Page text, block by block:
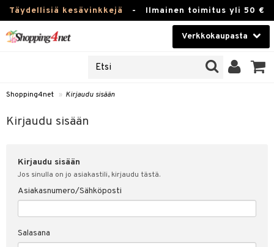
Täydellisiä kesävinkkejä - Ilmainen toimitus yli 50 €
Verkkokaupasta
Piilolinssit
Luontaistuotteet
Fitness
Koti & Sisustus
Lelut, Lapsi & Vauva
Tuotemerkkejä
Shopping4net » Kirjaudu sisään
Kirjaudu sisään
Kirjaudu sisään
Jos sinulla on jo asiakastili, kirjaudu tästä.
Asiakasnumero/Sähköposti
Salasana
sisään
& vastauksia
myyntiehdot